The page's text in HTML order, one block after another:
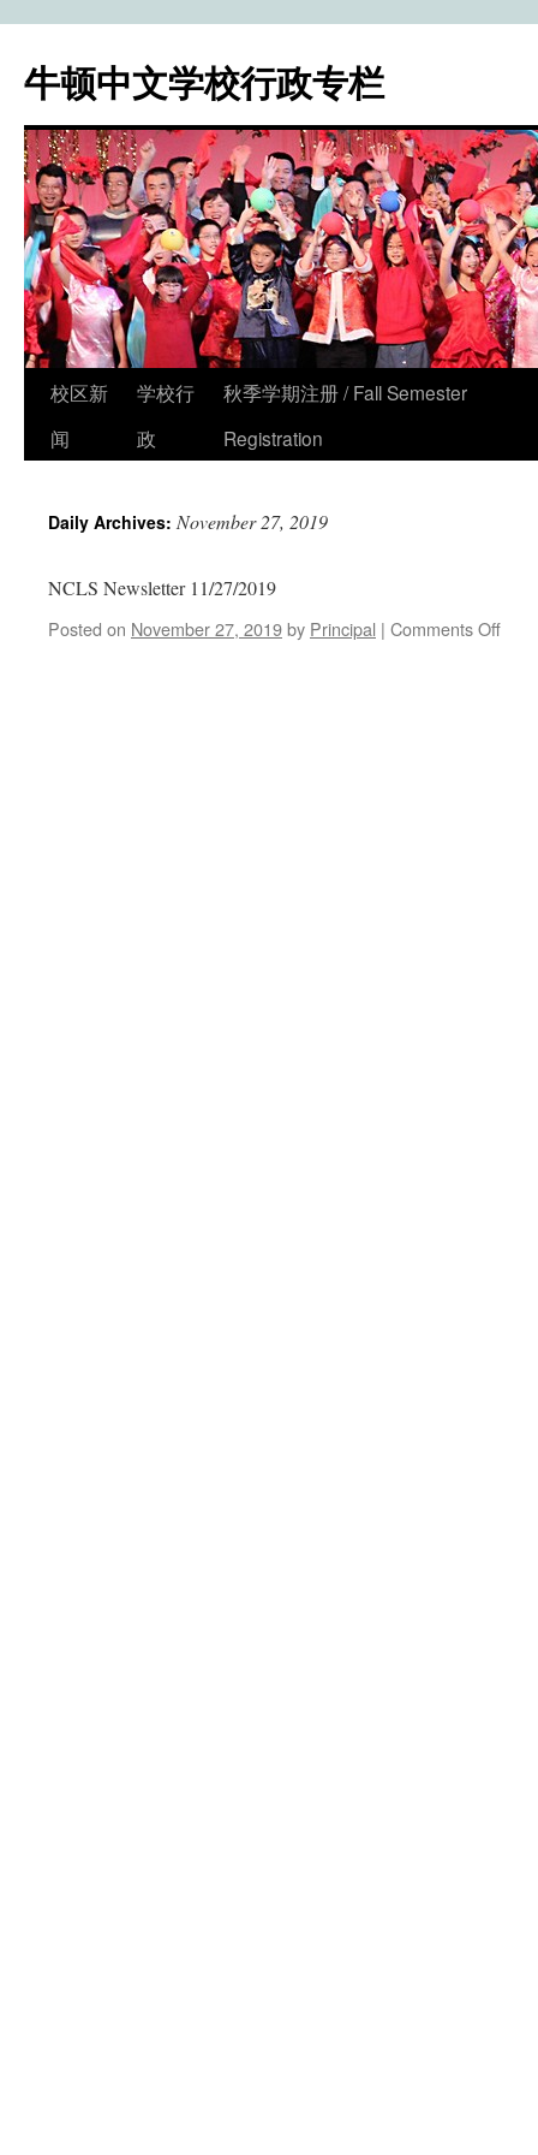
牛顿中文学校行政专栏
Skip
校区新
闻
学校行
政
秋季学期注册 / Fall Semester
Registration
Daily Archives: November 27, 2019
NCLS Newsletter 11/27/2019
Posted on November 27, 2019by Principal | Comments Off